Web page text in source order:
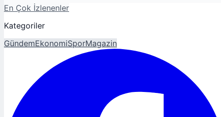
En Çok İzlenenler
Kategoriler
GündemEkonomiSporMagazin